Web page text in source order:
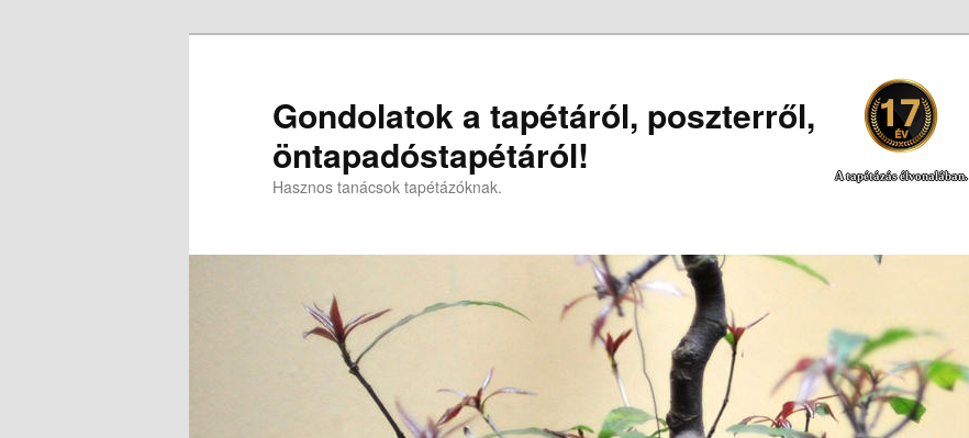
A tapétázás élvonalában.
Gondolatok a tapétáról, poszterről,
öntapadóstapétáról!
Hasznos tanácsok tapétázóknak.